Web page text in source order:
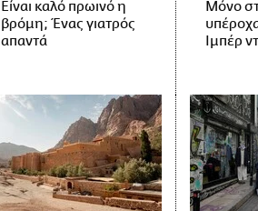
Είναι καλό πρωινό η
βρόμη; Ένας γιατρός
απαντά
Μόνο
Ιμπέρ